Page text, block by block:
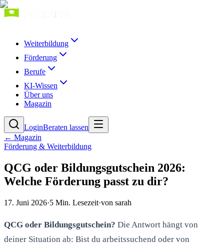
Weiterbildung
Förderung
Berufe
KI-Wissen
Über uns
Magazin
LoginBeraten lassen
← Magazin
Förderung & Weiterbildung
QCG oder Bildungsgutschein 2026:
Welche Förderung passt zu dir?
17. Juni 2026·5 Min. Lesezeit·von sarah
QCG oder Bildungsgutschein? Die Antwort hängt von
deiner Situation ab: Bist du arbeitssuchend oder von